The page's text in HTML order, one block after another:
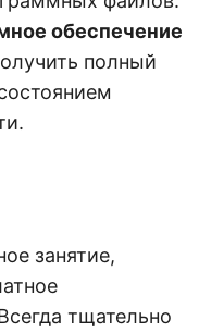
обеспечение
полный
занятие,
тщательно